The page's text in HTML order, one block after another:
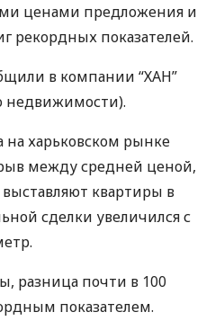
ценами предложения и
рекордных показателей.
в компании “ХАН”
недвижимости).
на харьковском рынке
между средней ценой,
квартиры в
сделки увеличился с
разница почти в 100
показателем.